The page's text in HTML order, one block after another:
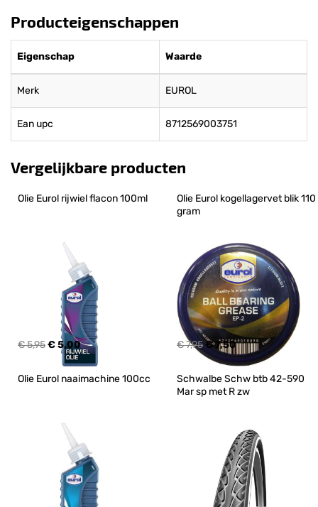
Producteigenschappen
Eigenschap Waarde
Merk EUROL
Ean upc 8712569003751
Vergelijkbare producten
Olie Eurol rijwiel flacon 100ml
€ 5,95€ 5,00
Olie Eurol kogellagervet blik 110
gram
€ 7,95€ 7,50
Olie Eurol naaimachine 100cc
Schwalbe Schw btb 42-590
Mar sp met R zw